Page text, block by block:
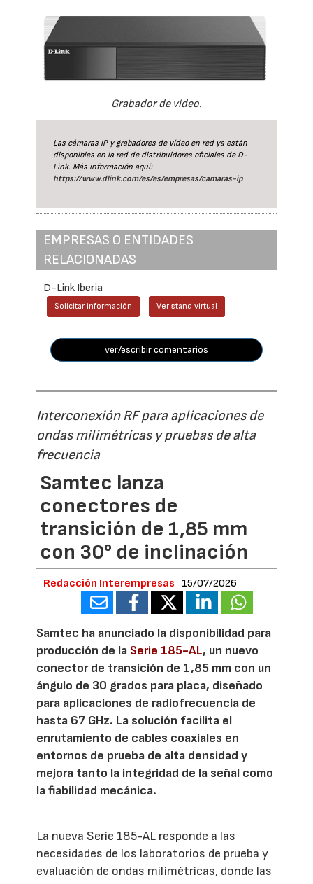
Grabador de vídeo.
Las cámaras IP y grabadores de vídeo en red ya están
disponibles en la red de distribuidores oficiales de D-
Link. Más información aquí:
https://www.dlink.com/es/es/empresas/camaras-ip
EMPRESAS O ENTIDADES
RELACIONADAS
D-Link Iberia
Solicitar información Ver stand virtual
ver/escribir comentarios
Interconexión RF para aplicaciones de
ondas milimétricas y pruebas de alta
frecuencia
Samtec lanza
conectores de
transición de 1,85 mm
con 30° de inclinación
Redacción Interempresas 15/07/2026
Samtec ha anunciado la disponibilidad para
producción de la Serie 185-AL, un nuevo
conector de transición de 1,85 mm con un
ángulo de 30 grados para placa, diseñado
para aplicaciones de radiofrecuencia de
hasta 67 GHz. La solución facilita el
enrutamiento de cables coaxiales en
entornos de prueba de alta densidad y
mejora tanto la integridad de la señal como
la fiabilidad mecánica.
La nueva Serie 185-AL responde a las
necesidades de los laboratorios de prueba y
evaluación de ondas milimétricas, donde las